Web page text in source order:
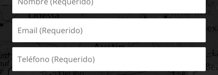
(Requerido)
(Requerido)
(Requerido)